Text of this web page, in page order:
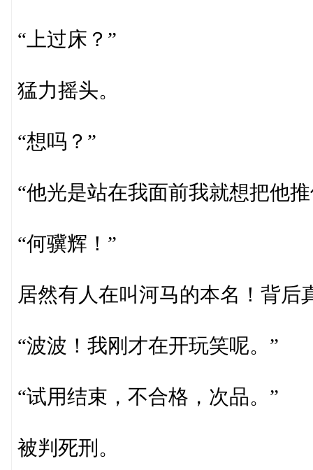
“上过床？”
猛力摇头。
“想吗？”
“他光是站在我面前我就想把他
“何骥辉！”
居然有人在叫河马的本名！背后
“波波！我刚才在开玩笑呢。”
“试用结束，不合格，次品。”
被判死刑。